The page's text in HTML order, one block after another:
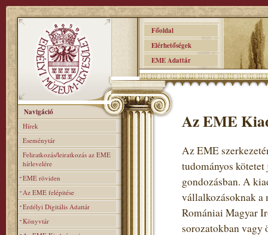
Főoldal
Elérhetőségek
EME Adattár
Navigáció
Hírek
Eseménytár
Feliratkozás/leiratkozás az EME
hírlevelére
EME röviden
Az EME felépitése
Erdélyi Digitális Adattár
Könyvtár
Az EME
Az EME
tudományos
gondozásban. A
vállalkozásoknak a
Romániai Magyar
sorozatokban vagy